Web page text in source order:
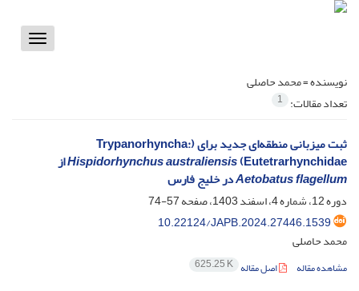
Toggle
نویسنده =محمد حاصلی
تعداد مقالات: 1
ثبت میزبانی منطقه‌ای جدید برای (Trypanorhyncha:
Eutetrarhynchidae)
Hispidorhynchus australiensisاز
Aetobatus flagellumدر خلیج فارس
دوره 12، شماره 4، اسفند 1403، صفحه
57-74
10.22124/JAPB.2024.27446.1539
محمد حاصلی
مشاهده مقاله اصل مقاله 625.25 K